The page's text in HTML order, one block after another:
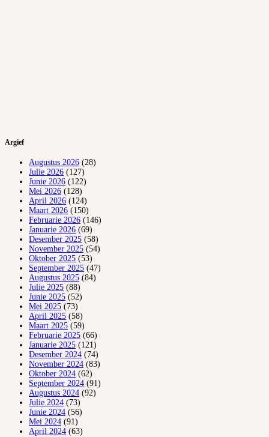
Argief
Augustus 2026 (28)
Julie 2026 (127)
Junie 2026 (122)
Mei 2026 (128)
April 2026 (124)
Maart 2026 (150)
Februarie 2026 (146)
Januarie 2026 (69)
Desember 2025 (58)
November 2025 (54)
Oktober 2025 (53)
September 2025 (47)
Augustus 2025 (84)
Julie 2025 (88)
Junie 2025 (52)
Mei 2025 (73)
April 2025 (58)
Maart 2025 (59)
Februarie 2025 (66)
Januarie 2025 (121)
Desember 2024 (74)
November 2024 (83)
Oktober 2024 (62)
September 2024 (91)
Augustus 2024 (92)
Julie 2024 (73)
Junie 2024 (56)
Mei 2024 (91)
April 2024 (63)